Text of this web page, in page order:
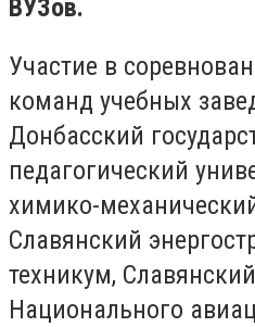
ВУЗов.
Участие в
команд учебных
Донбасский
педагогический
химико-
Славянский
техникум,
Национального